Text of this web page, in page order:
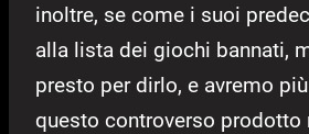
inoltre, se come i suoi
alla lista dei giochi bannati,
presto per dirlo, e avremo
questo controverso